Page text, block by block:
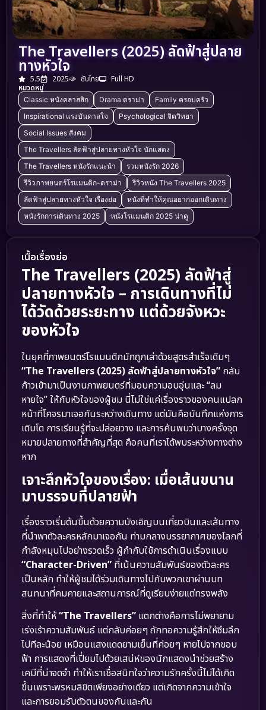
The Travellers (2025) ลัดฟ้าสู่ปลาย
ทางหัวใจ
5.5 2025 ซับไทย
Full HD
หมวดหมู่
Classic หนังคลาสสิก Drama ดราม่า
Family ครอบครัว
Inspirational แรงบันดาลใจ
Psychological จิตวิทยา
Social Issues สังคม
The Travellers ลัดฟ้าสู่ปลายทางหัวใจ นักแสดง
The Travellers หนังรักแนะนำ
รวมหนังรัก 2026
รีวิวภาพยนตร์โรแมนติก-ดราม่า
รีวิวหนัง The Travellers 2025
ลัดฟ้าสู่ปลายทางหัวใจ เรื่องย่อ
หนังที่ทำให้คุณอยากออกเดินทาง
หนังรักการเดินทาง 2025
หนังโรแมนติก 2025 น่าดู
เนื้อเรื่องย่อ
The Travellers (2025) ลัดฟ้าสู่
ปลายทางหัวใจ – การเดินทางที่ไม่
ได้วัดด้วยระยะทาง แต่ด้วยจังหวะ
ของหัวใจ
ในยุคที่ภาพยนตร์โรแมนติกมักถูกเล่าด้วยสูตรสำเร็จเดิมๆ
“The Travellers (2025) ลัดฟ้าสู่ปลายทางหัวใจ” กลับ
ก้าวเข้ามาเป็นงานภาพยนตร์ที่มอบความอบอุ่นและ “ลม
หายใจ” ให้กับหัวใจของผู้ชม นี่ไม่ใช่แค่เรื่องราวของคนแปลก
หน้าที่โคจรมาเจอกันระหว่างเดินทาง แต่มันคือบันทึกแห่งการ
เติบโต การเรียนรู้ที่จะปล่อยวาง และการค้นพบว่าบางครั้งจุด
หมายปลายทางที่สำคัญที่สุด คือคนที่เราได้พบระหว่างทางต่าง
หาก
เจาะลึกหัวใจของเรื่อง: เมื่อเส้นขนาน
มาบรรจบที่ปลายฟ้า
เรื่องราวเริ่มต้นขึ้นด้วยความบังเอิญบนเที่ยวบินและเส้นทาง
ที่นำพาตัวละครหลักมาเจอกัน ท่ามกลางบรรยากาศของโลกที่
กำลังหมุนไปอย่างรวดเร็ว ผู้กำกับใช้การดำเนินเรื่องแบบ
“Character-Driven” ที่เน้นความสัมพันธ์ของตัวละคร
เป็นหลัก ทำให้ผู้ชมได้ร่วมเดินทางไปกับพวกเขาผ่านบท
สนทนาที่คมคายและสถานการณ์ที่ดูเรียบง่ายแต่ทรงพลัง
สิ่งที่ทำให้“The Travellers” แตกต่างคือการไม่พยายาม
เร่งเร้าความสัมพันธ์ แต่กลับค่อยๆ ถักทอความรู้สึกให้ซึมลึก
ไปทีละน้อย เหมือนแสงแดดยามเย็นที่ค่อยๆ หายไปจากขอบ
ฟ้า การแสดงที่เปี่ยมไปด้วยเสน่ห์ของนักแสดงนำช่วยสร้าง
เคมีที่น่าจดจำ ทำให้เราเชื่อสนิทใจว่าความรักครั้งนี้ไม่ได้เกิด
ขึ้นเพราะพรหมลิขิตเพียงอย่างเดียว แต่เกิดจากความเข้าใจ
และการยอมรับตัวตนของกันและกัน